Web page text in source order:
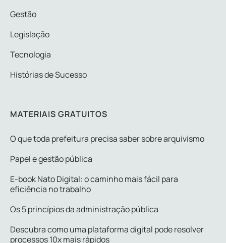
Gestão
Legislação
Tecnologia
Histórias de Sucesso
MATERIAIS GRATUITOS
O que toda prefeitura precisa saber sobre arquivismo
Papel e gestão pública
E-book Nato Digital: o caminho mais fácil para
eficiência no trabalho
Os 5 princípios da administração pública
Descubra como uma plataforma digital pode resolver
processos 10x mais rápidos